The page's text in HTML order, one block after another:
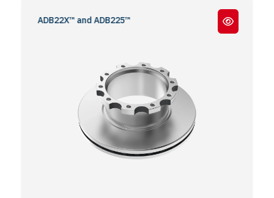
/ ADB22X™ and ADB225™